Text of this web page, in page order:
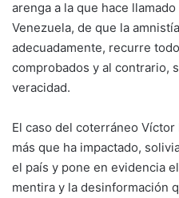
arenga a la que hace
Venezuela, de que la
adecuadamente, recurre
comprobados y al contrario,
veracidad.
El caso del coterráneo
más que ha impactado,
el país y pone en evidencia
mentira y la desinformación